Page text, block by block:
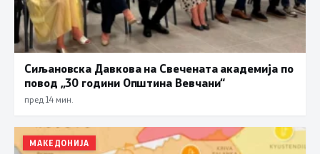
Сиљановска Давкова на Свечената академија по
повод „30 години Општина Вевчани“
пред 14 мин.
МАКЕДОНИЈА